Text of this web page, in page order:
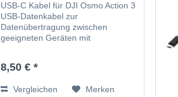
USB-C Kabel für DJI Osmo Action 3
USB-Datenkabel zur
Datenübertragung zwischen
geeigneten Geräten mit
steckerVersorgungsspannung über
8,50 € *
Vergleichen Merken